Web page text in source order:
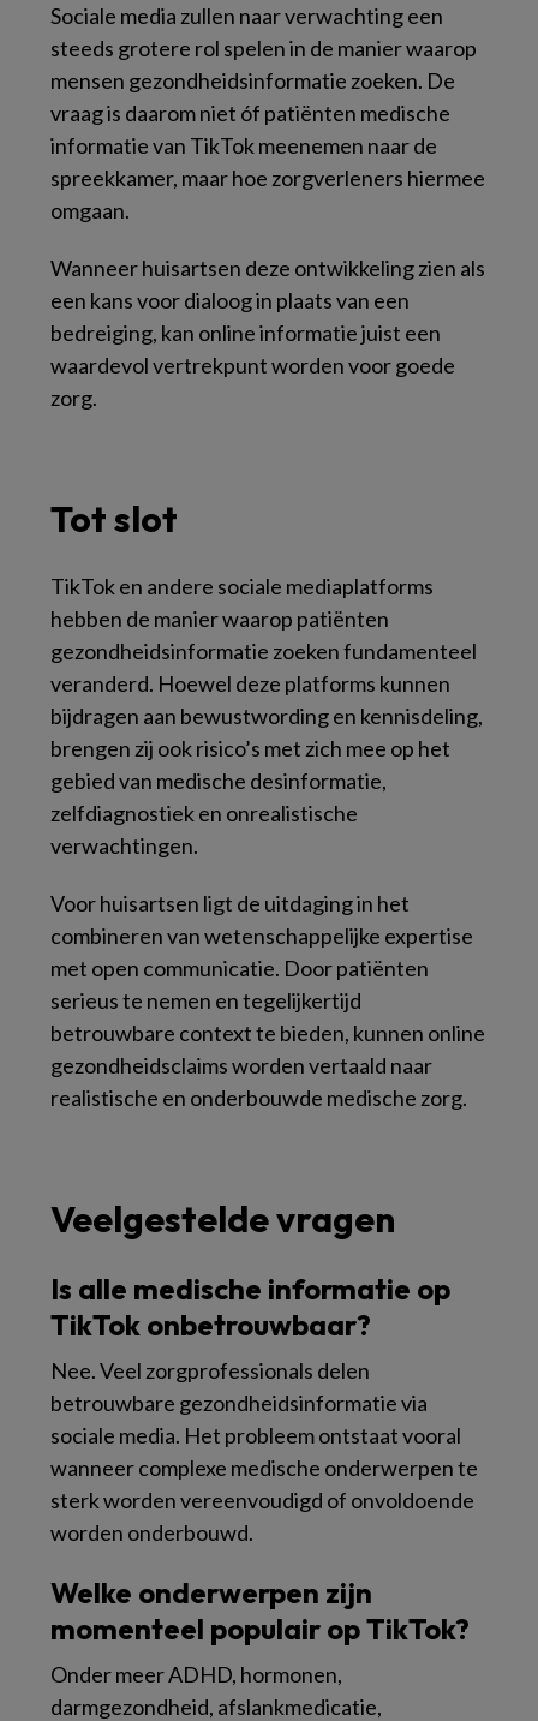
Sociale media zullen naar verwachting een
steeds grotere rol spelen in de manier waarop
mensen gezondheidsinformatie zoeken. De
vraag is daarom niet óf patiënten medische
informatie van TikTok meenemen naar de
spreekkamer, maar hoe zorgverleners hiermee
omgaan.
Wanneer huisartsen deze ontwikkeling zien als
een kans voor dialoog in plaats van een
bedreiging, kan online informatie juist een
waardevol vertrekpunt worden voor goede
zorg.
Tot slot
TikTok en andere sociale mediaplatforms
hebben de manier waarop patiënten
gezondheidsinformatie zoeken fundamenteel
veranderd. Hoewel deze platforms kunnen
bijdragen aan bewustwording en kennisdeling,
brengen zij ook risico’s met zich mee op het
gebied van medische desinformatie,
zelfdiagnostiek en onrealistische
verwachtingen.
Voor huisartsen ligt de uitdaging in het
combineren van wetenschappelijke expertise
met open communicatie. Door patiënten
serieus te nemen en tegelijkertijd
betrouwbare context te bieden, kunnen online
gezondheidsclaims worden vertaald naar
realistische en onderbouwde medische zorg.
Veelgestelde vragen
Is alle medische informatie op
TikTok onbetrouwbaar?
Nee. Veel zorgprofessionals delen
betrouwbare gezondheidsinformatie via
sociale media. Het probleem ontstaat vooral
wanneer complexe medische onderwerpen te
sterk worden vereenvoudigd of onvoldoende
worden onderbouwd.
Welke onderwerpen zijn
momenteel populair op TikTok?
Onder meer ADHD, hormonen,
darmgezondheid, afslankmedicatie,